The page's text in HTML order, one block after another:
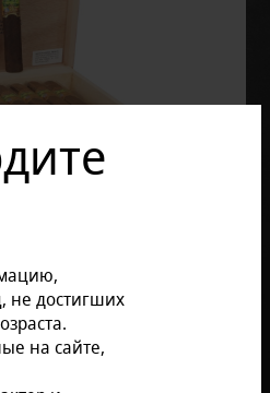
не достигших
на сайте,